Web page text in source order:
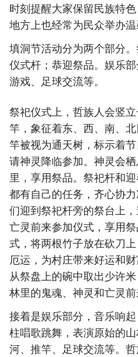
时刻提醒大家保留民族特色
地方上也经常为民众举办温
填洞节活动分为两个部分。
仪式杆；恭迎祭品。娱乐
游戏、足球交流等。
祭祀仪式上，哲族人会竖
竿，象征着东、西、南、
竿被视为通天树，标示着
请神灵降临参加。神灵会
里，享用祭品。祭祀杆和
都有自己的任务，齐心协
们迎到祭祀杆旁的祭台上
亡灵前来参加仪式，享用
式，将两根竹子放在砍刀
厄运，为村庄带来好运和
从祭盘上的碗中取出少许
林里的鬼魂、神灵和亡灵前
接着是娱乐部分，音乐响
柱唱歌跳舞，表演原始的
河、推竿、足球交流等。